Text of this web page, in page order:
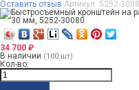
Оставить отзыв Артикул: 5252-
34 700 ₽
В наличии (100 шт)
Кол-во: